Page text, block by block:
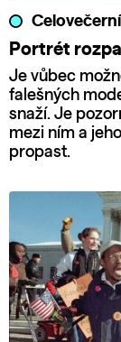
Portrét
Je vůbec
falešných
snaží. Je
mezi ním a
propast.